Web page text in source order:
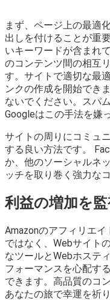
まず、ページ上の最適
出しを付けることが重
いキーワードが含まれ
のコンテンツ間の相互
す。サイトで適切な最
ンクの作成を開始でき
ないでください。スパ
Googleはこの手法を嫌
サイトの周りにコミュ
する良い方法です。
か、他のソーシャルネ
ッチを取り巻く強力な
利益の増加を
Amazonのアフィリエ
ではなく、Webサイト
なツールとWebホステ
フォーマンスを心配す
できます。高品質のコ
あなたの旅で幸運を祈